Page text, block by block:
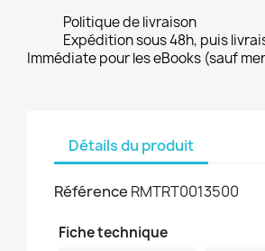
Politique de livraison
Expédition sous 48h, puis
Immédiate pour les eBooks (sauf
Détails du produit
Référence RMTRT0013500
Fiche technique